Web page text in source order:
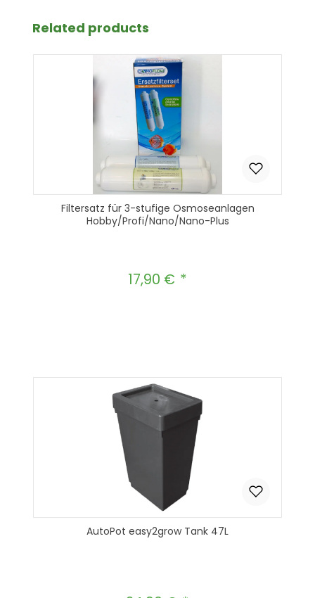
Produktgalerie überspringen
Related products
Filtersatz für 3-stufige Osmoseanlagen
Hobby/Profi/Nano/Nano-Plus
Regulärer Preis:
17,90 €
AutoPot easy2grow Tank 47L